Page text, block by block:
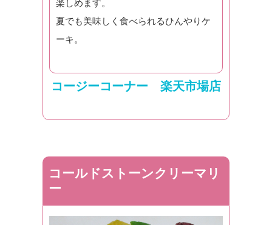
楽しめます。
夏でも美味しく食べられるひんやりケ
ーキ。
コージーコーナー 楽天市場店
コールドストーンクリーマリ
ー